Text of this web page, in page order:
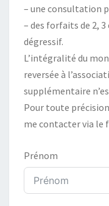
– une consultation
– des forfaits de 2,
dégressif.
L’intégralité du
reversée à
supplémentaire
Pour toute
me contacter via le
Prénom